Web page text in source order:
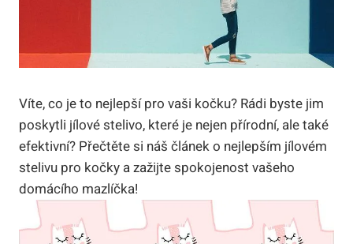
Víte, co je to nejlepší pro ‌vaši⁤ kočku? Rádi byste jim
poskytli jílové stelivo, ⁣které ‌je⁤ nejen ⁣přírodní, ale také
efektivní? ⁢Přečtěte si náš článek o nejlepším jílovém
‌stelivu pro ​kočky a zažijte spokojenost vašeho
domácího ⁣mazlíčka!